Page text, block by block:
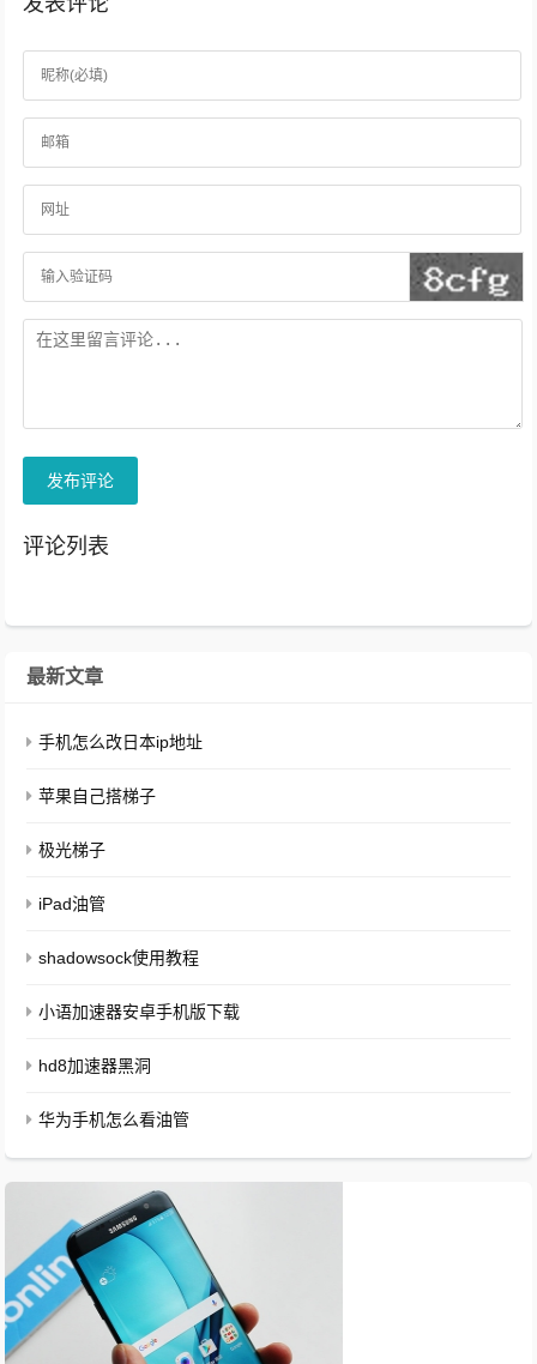
发布评论
评论列表
最新文章
手机怎么改日本ip地址
苹果自己搭梯子
极光梯子
iPad油管
shadowsock使用教程
小语加速器安卓手机版下载
hd8加速器黑洞
华为手机怎么看油管